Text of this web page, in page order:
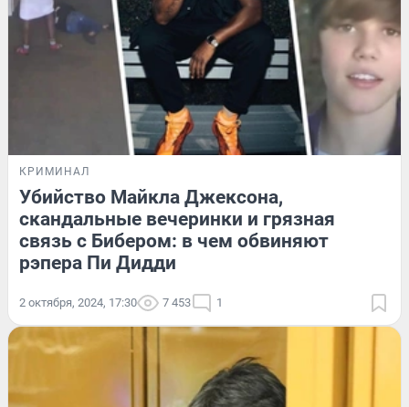
КРИМИНАЛ
Убийство Майкла Джексона,
скандальные вечеринки и грязная
связь с Бибером: в чем обвиняют
рэпера Пи Дидди
2 октября, 2024, 17:30 7 453 1